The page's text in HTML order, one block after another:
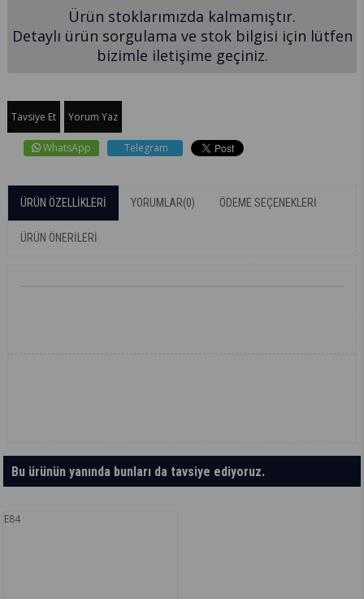
Ürün stoklarımızda kalmamıştır.
Detaylı ürün sorgulama ve stok bilgisi için lütfen
bizimle iletişime geçiniz.
Tavsiye Et Yorum Yaz
WhatsApp Telegram
ÜRÜN ÖZELLIKLERI YORUMLAR(0) ÖDEME SEÇENEKLERI
ÜRÜN ÖNERILERI
Bu ürünün yanında bunları da tavsiye ediyoruz.
E84